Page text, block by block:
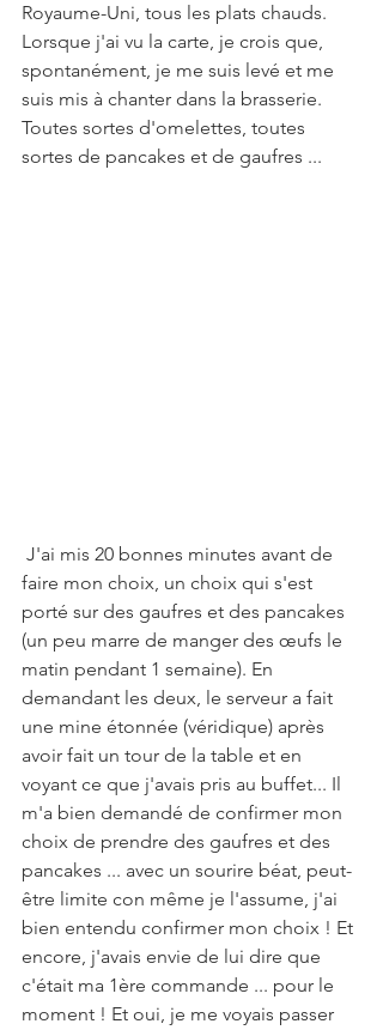
Royaume-Uni, tous les plats chauds.
Lorsque j'ai vu la carte, je crois que,
spontanément, je me suis levé et me
suis mis à chanter dans la brasserie.
Toutes sortes d'omelettes, toutes
sortes de pancakes et de gaufres ...
faire mon choix, un choix qui s'est
porté sur des gaufres et des pancakes
(un peu marre de manger des œufs le
matin pendant 1 semaine). En
demandant les deux, le serveur a fait
une mine étonnée (véridique) après
avoir fait un tour de la table et en
voyant ce que j'avais pris au buffet... Il
m'a bien demandé de confirmer mon
choix de prendre des gaufres et des
pancakes ... avec un sourire béat, peut-
être limite con même je l'assume, j'ai
bien entendu confirmer mon choix ! Et
encore, j'avais envie de lui dire que
c'était ma 1ère commande ... pour le
moment ! Et oui, je me voyais passer